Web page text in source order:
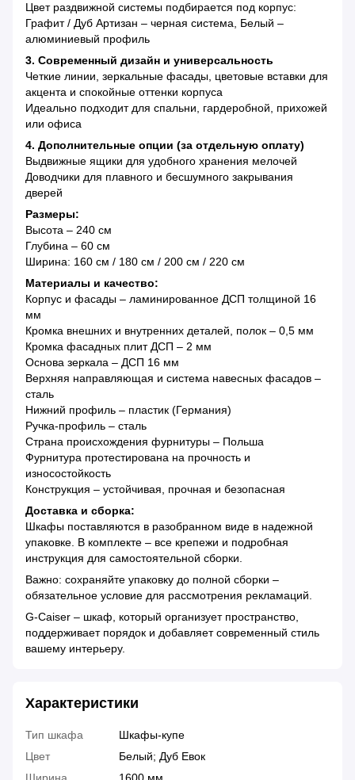
Цвет раздвижной системы подбирается под корпус:
Графит / Дуб Артизан – черная система, Белый –
алюминиевый профиль
3. Современный дизайн и универсальность
Четкие линии, зеркальные фасады, цветовые вставки для
акцента и спокойные оттенки корпуса
Идеально подходит для спальни, гардеробной, прихожей
или офиса
4. Дополнительные опции (за отдельную оплату)
Выдвижные ящики для удобного хранения мелочей
Доводчики для плавного и бесшумного закрывания
дверей
Размеры:
Высота – 240 см
Глубина – 60 см
Ширина: 160 см / 180 см / 200 см / 220 см
Материалы и качество:
Корпус и фасады – ламинированное ДСП толщиной 16
мм
Кромка внешних и внутренних деталей, полок – 0,5 мм
Кромка фасадных плит ДСП – 2 мм
Основа зеркала – ДСП 16 мм
Верхняя направляющая и система навесных фасадов –
сталь
Нижний профиль – пластик (Германия)
Ручка-профиль – сталь
Страна происхождения фурнитуры – Польша
Фурнитура протестирована на прочность и
износостойкость
Конструкция – устойчивая, прочная и безопасная
Доставка и сборка:
Шкафы поставляются в разобранном виде в надежной
упаковке. В комплекте – все крепежи и подробная
инструкция для самостоятельной сборки.
Важно: сохраняйте упаковку до полной сборки –
обязательное условие для рассмотрения рекламаций.
G-Caiser – шкаф, который организует пространство,
поддерживает порядок и добавляет современный стиль
вашему интерьеру.
Характеристики
Тип шкафа
Шкафы-купе
Цвет
Белый; Дуб Евок